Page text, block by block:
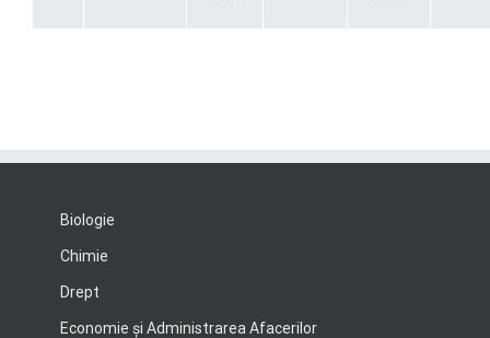
Biologie
Chimie
Drept
Economie şi Administrarea Afacerilor